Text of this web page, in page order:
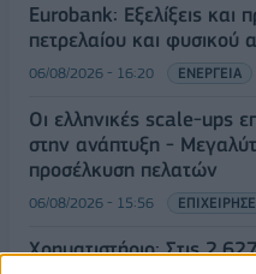
Eurobank: Εξελίξεις και
πετρελαίου και φυσικού
06/08/2026 - 16:20 ΕΝΕΡΓΕΙΑ
Οι ελληνικές scale-ups
στην ανάπτυξη -
προσέλκυση πελατών
06/08/2026 - 15:56
Χρηματιστήριο: Στις